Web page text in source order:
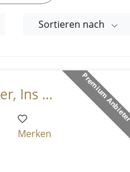
Sortieren nach
Premium Anbieter
Ins ...
Merken